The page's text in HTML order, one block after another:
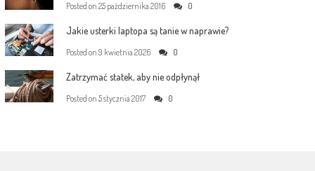
Posted on 25 października 2016 0
Jakie usterki laptopa są tanie w naprawie?
Posted on 9 kwietnia 2026 0
Zatrzymać statek, aby nie odpłynął
Posted on 5 stycznia 2017 0